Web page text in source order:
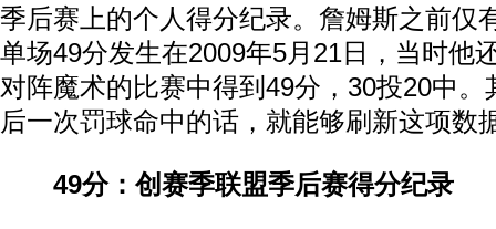
季后赛上的个人得分纪录。詹姆斯之前仅
单场49分发生在2009年5月21日，当时他
对阵魔术的比赛中得到49分，30投20中。
后一次罚球命中的话，就能够刷新这项数
49分：创赛季联盟季后赛得分纪录